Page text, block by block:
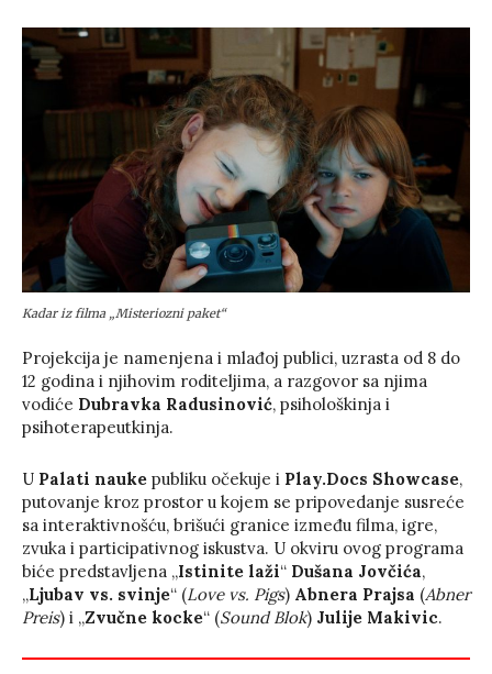
Kadar iz filma „Misteriozni paket“
Projekcija je namenjena i mlađoj publici, uzrasta od 8 do
12 godina i njihovim roditeljima, a razgovor sa njima
vodiće Dubravka Radusinović, psihološkinja i
psihoterapeutkinja.
U Palati nauke publiku očekuje i Play.Docs Showcase,
putovanje kroz prostor u kojem se pripovedanje susreće
sa interaktivnošću, brišući granice između filma, igre,
zvuka i participativnog iskustva. U okviru ovog programa
biće predstavljena „Istinite laži“ Dušana Jovčića,
„Ljubav vs. svinje“ (Love vs. Pigs) Abnera Prajsa (Abner
Preis) i „Zvučne kocke“ (Sound Blok) Julije Makivic.